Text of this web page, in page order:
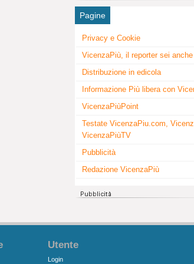
Pagine
Privacy e Cookie
VicenzaPiù, il reporter sei
Distribuzione in edicola
Informazione Più libera con
VicenzaPiùPoint
Testate VicenzaPiu.com,
VicenzaPiùTV
Pubblicità
Redazione VicenzaPiù
Utente
Login